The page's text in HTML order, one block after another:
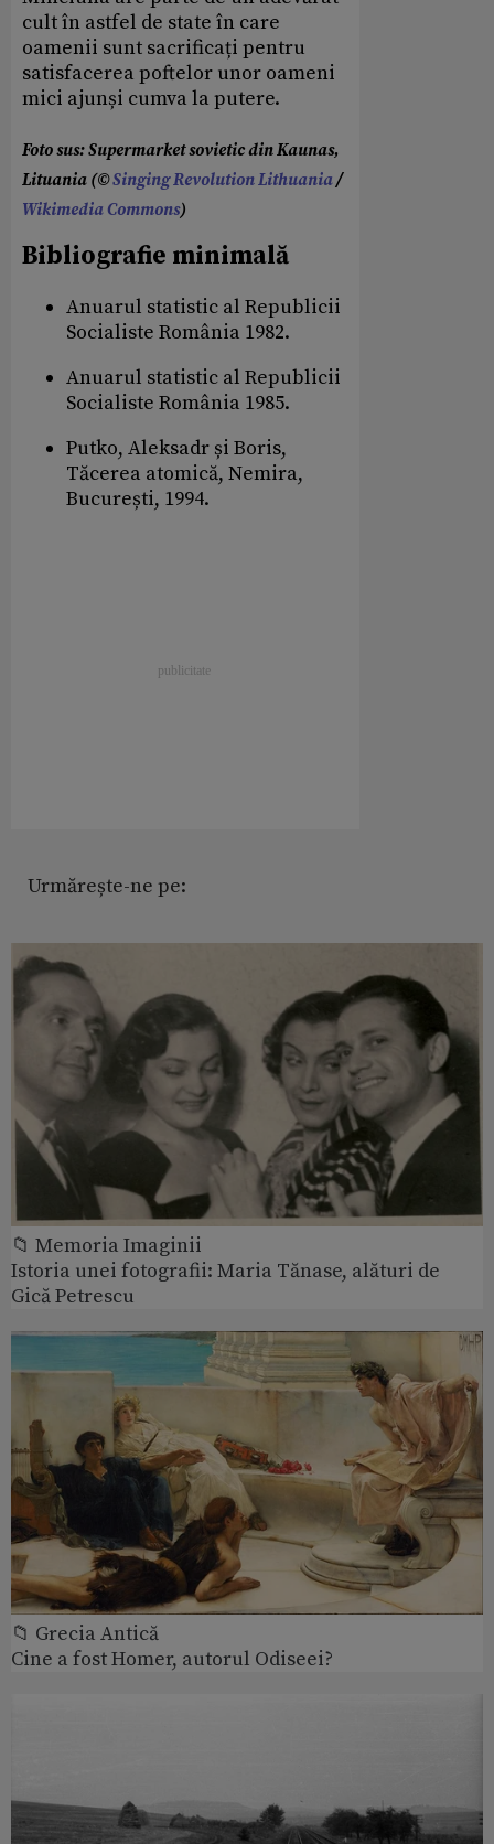
cult în astfel de state în care
oamenii sunt sacrificați pentru
satisfacerea poftelor unor oameni
mici ajunși cumva la putere.
Foto sus: Supermarket sovietic din Kaunas,
Lituania (©Singing Revolution Lithuania/
Wikimedia Commons)
Bibliografie minimală
Anuarul statistic al Republicii
Socialiste România 1982.
Anuarul statistic al Republicii
Socialiste România 1985.
Putko, Aleksadr și Boris,
Tăcerea atomică, Nemira,
București, 1994.
Urmărește-ne pe:
📁 Memoria Imaginii
Istoria unei fotografii: Maria Tănase, alături de
Gică Petrescu
📁 Grecia Antică
Cine a fost Homer, autorul Odiseei?